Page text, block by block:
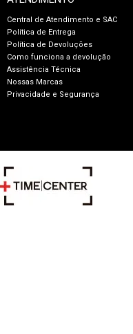
Central de Atendimento e SAC
Política de Entrega
Política de Devoluções
Como funciona a devolução
Assistência Técnica
Nossas Marcas
Privacidade e Segurança